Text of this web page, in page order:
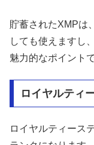
貯蓄されたXMPは
しても使えますし
魅力的なポイントで
ロイヤルティ
ロイヤルティース